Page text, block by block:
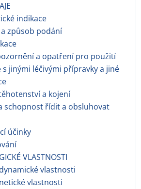
indikace
způsob podání
a opatření pro použití
jinými léčivými přípravky a jiné
a kojení
schopnost řídit a obsluhovat
účinky
VLASTNOSTI
vlastnosti
vlastnosti